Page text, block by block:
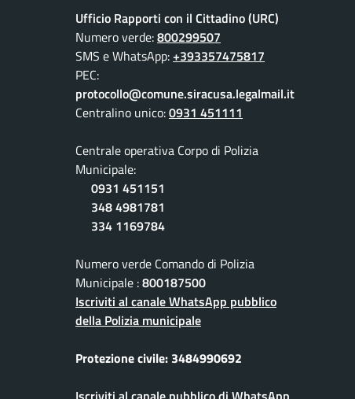
Ufficio Rapporti con il Cittadino (URC)
Numero verde:800299507
SMS e WhatsApp:+393357475817
PEC:
protocollo@comune.siracusa.legalmail.it
Centralino unico:0931 451111
Centrale operativa Corpo di Polizia
Municipale:
0931 451151
348 4981781
334 1169784
Numero verde Comando di Polizia
Municipale :800187500
Iscriviti al canale WhatsApp pubblico
della Polizia municipale
Protezione civile: 3484990692